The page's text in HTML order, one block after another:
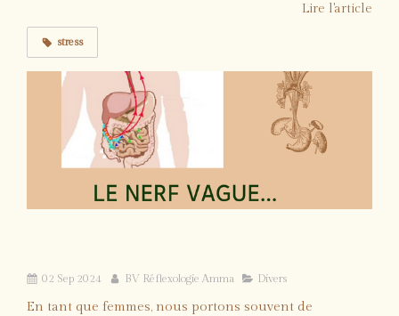
Lire l'article
stress
02 Sep 2024 BV Réflexologie Amma Divers
En tant que femmes, nous portons souvent de